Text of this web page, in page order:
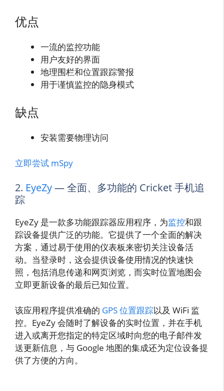
优点
一流的监控功能
用户友好的界面
地理围栏和位置跟踪警报
用于谨慎监控的隐身模式
缺点
安装需要物理访问
立即尝试 mSpy
2. EyeZy— 全面、多功能的 Cricket 手机追
踪
EyeZy 是一款多功能跟踪器应用程序，为监控和跟
踪设备提供广泛的功能。它提供了一个全面的解决
方案，通过易于使用的仪表板来密切关注设备活
动。当登录时，这会提供设备使用情况的快速快
照，包括消息传递和网页浏览，而实时位置地图会
立即更新设备的最后已知位置。
该应用程序提供准确的 GPS 位置跟踪以及 WiFi 监
控。EyeZy 会随时了解设备的实时位置，并在手机
进入或离开您指定的特定区域时向您的电子邮件发
送更新信息，与 Google 地图的集成还为定位设备提
供了方便的方向。